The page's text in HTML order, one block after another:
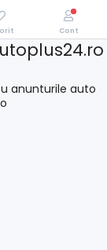
anunturile auto
Cont